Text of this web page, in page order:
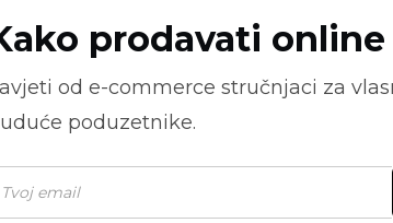
prodavati online
od e-commerce stručnjaci za
poduzetnike.